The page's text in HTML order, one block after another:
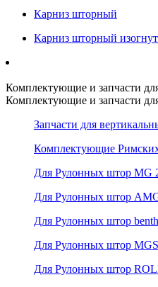
Карниз шторный
Карниз шторный
Комплектующие и запчасти
Комплектующие и запчасти
Запчасти для
Комплектующие
Для Рулонных штор MG
Для Рулонных штор
Для Рулонных штор
Для Рулонных штор MGS
Для Рулонных штор